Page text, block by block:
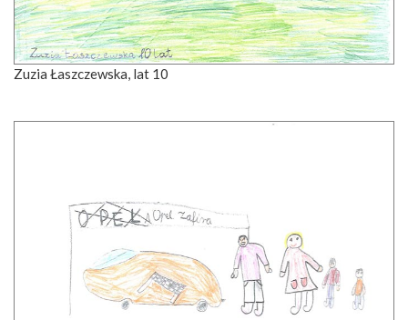
Zuzia Łaszczewska, lat 10